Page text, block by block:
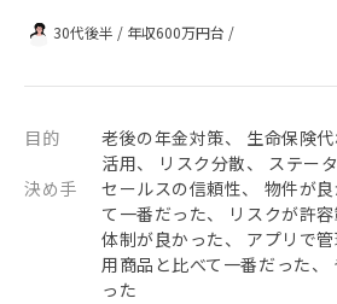
30代後半 / 年収600万円台 /
目的
老後の年金対策、 生命保険
活用、 リスク分散、 ステー
決め手
セールスの信頼性、 物件が
て一番だった、 リスクが許
体制が良かった、 アプリで
用商品と比べて一番だった、
った